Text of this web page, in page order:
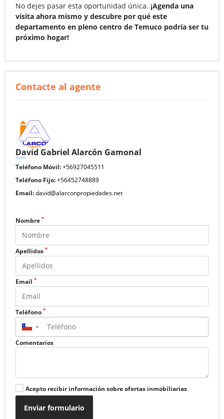
No dejes pasar esta oportunidad única. ¡Agenda una
visita ahora mismo y descubre por qué este
departamento en pleno centro de Temuco podría ser tu
próximo hogar!
Contacte al agente
David Gabriel Alarcón Gamonal
Teléfono Móvil:+56927045511
Teléfono Fijo:+56452748889
Email:david@alarconpropiedades.net
Nombre *
Apellidos *
Email *
Teléfono *
▼
Comentarios
Acepto recibir información sobre ofertas inmobiliarias
Enviar formulario